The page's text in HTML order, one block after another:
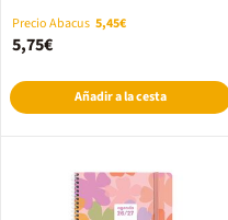
2026-2027 Basic coral
Precio Abacus 5,45€
5,75€
Añadir a la cesta